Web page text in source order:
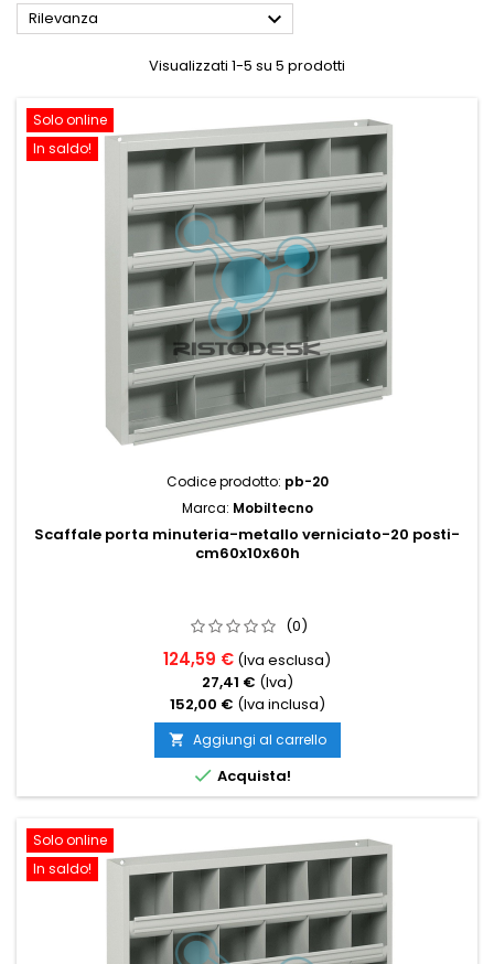
Rilevanza 
Visualizzati 1-5 su 5 prodotti
Solo online
In saldo!
Codice prodotto: pb-20
Marca: Mobiltecno
Scaffale porta minuteria-metallo verniciato-20 posti-
cm60x10x60h
(0)
124,59 € (Iva esclusa)
27,41 € (Iva)
152,00 € (Iva inclusa)
 Aggiungi al carrello
 Acquista!
Solo online
In saldo!